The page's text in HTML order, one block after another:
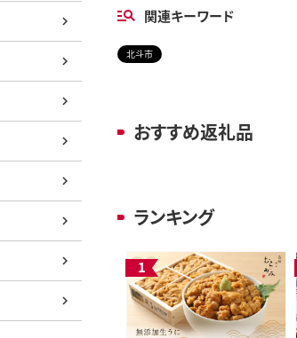
関連キーワード
北斗市
おすすめ返礼品
ランキング